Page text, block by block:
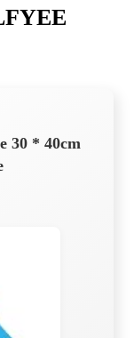
30 * 40cm